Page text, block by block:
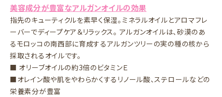
美容成分が豊富なアルガンオイルの効果
指先のキューティクルを素早く保湿。ミネラルオイルとアロマフレ
ーバーでディープケア＆リラックス。 アルガンオイルは、砂漠のあ
るモロッコの南西部に育成するアルガンツリーの実の種の核から
採取されるオイルです。
■ オリーブオイルの約3倍のビタミンＥ
■オレイン酸や肌をやわらかくするリノール酸、ステロールなどの
栄養素分が豊富